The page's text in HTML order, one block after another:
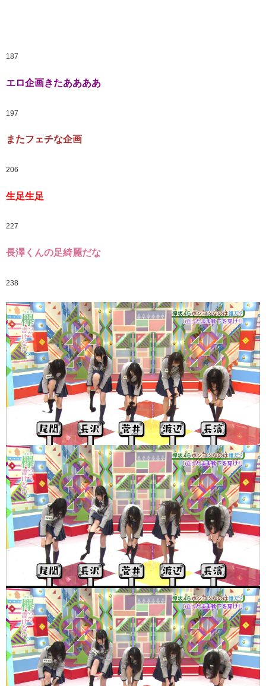
187
エロ企画きたああああ
197
またフェチな企画
206
生足生足
227
長澤くんの足綺麗だな
238